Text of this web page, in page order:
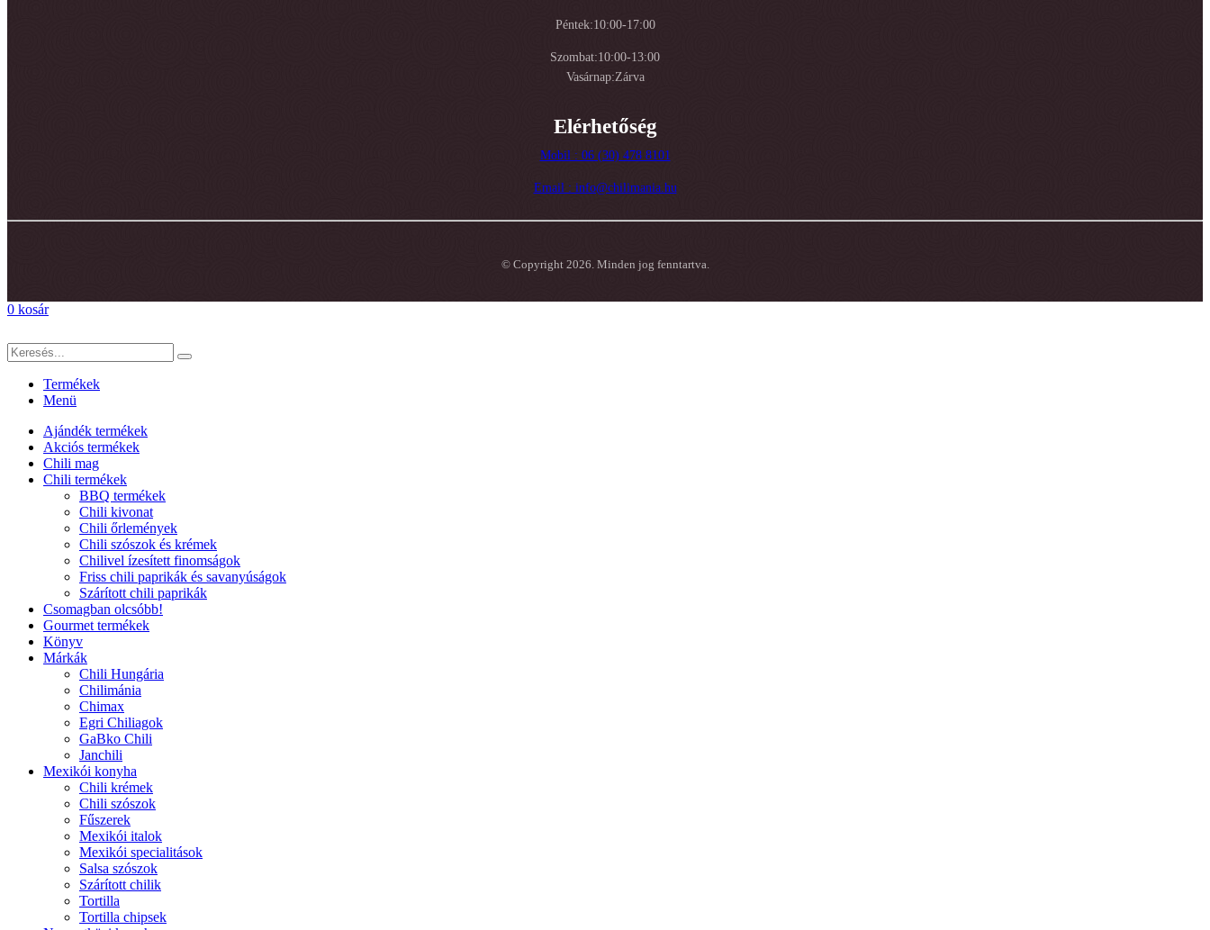
Péntek:10:00-17:00
Szombat:10:00-13:00
Vasárnap:Zárva
Elérhetőség
Mobil : 06 (30) 478 8101
Email : info@chilimania.hu
© Copyright 2026. Minden jog fenntartva.
0 kosár
Termékek
Menü
Ajándék termékek
Akciós termékek
Chili mag
Chili termékek
BBQ termékek
Chili kivonat
Chili őrlemények
Chili szószok és krémek
Chilivel ízesített finomságok
Friss chili paprikák és savanyúságok
Szárított chili paprikák
Csomagban olcsóbb!
Gourmet termékek
Könyv
Márkák
Chili Hungária
Chilimánia
Chimax
Egri Chiliagok
GaBko Chili
Janchili
Mexikói konyha
Chili krémek
Chili szószok
Fűszerek
Mexikói italok
Mexikói specialitások
Salsa szószok
Szárított chilik
Tortilla
Tortilla chipsek